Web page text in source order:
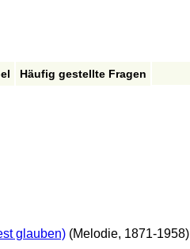
Häufig gestellte Fragen
glauben) (Melodie, 1871-1958)